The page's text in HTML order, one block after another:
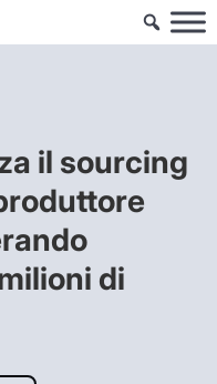
il sourcing
di